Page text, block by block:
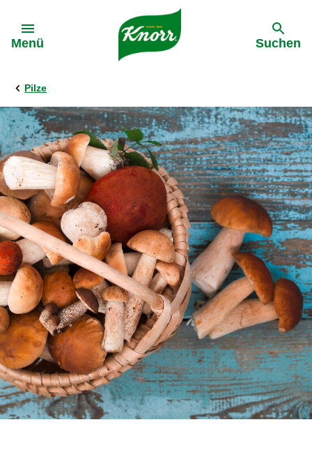
Menü Suchen
Pilze